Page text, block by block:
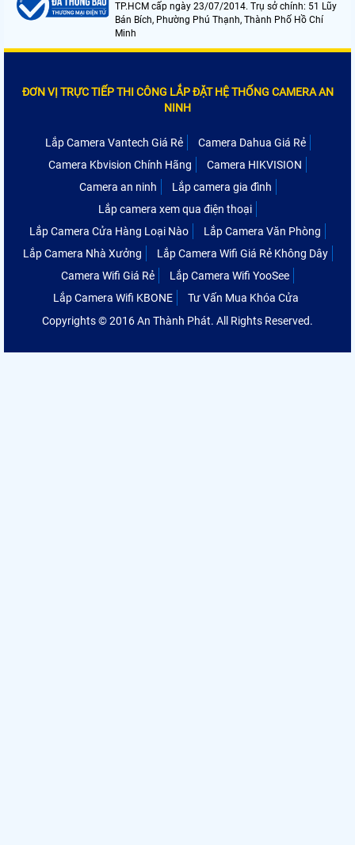
TP.HCM cấp ngày 23/07/2014. Trụ sở chính: 51 Lũy
Bán Bích, Phường Phú Thạnh, Thành Phố Hồ Chí
Minh
ĐƠN VỊ TRỰC TIẾP THI CÔNG LẮP ĐẶT HỆ THỐNG CAMERA AN
NINH
Lắp Camera Vantech Giá Rẻ
Camera Dahua Giá Rẻ
Camera Kbvision Chính Hãng
Camera HIKVISION
Camera an ninh
Lắp camera gia đình
Lắp camera xem qua điện thoại
Lắp Camera Cửa Hàng Loại Nào
Lắp Camera Văn Phòng
Lắp Camera Nhà Xưởng
Lắp Camera Wifi Giá Rẻ Không Dây
Camera Wifi Giá Rẻ
Lắp Camera Wifi YooSee
Lắp Camera Wifi KBONE
Tư Vấn Mua Khóa Cửa
Copyrights © 2016 An Thành Phát. All Rights Reserved.